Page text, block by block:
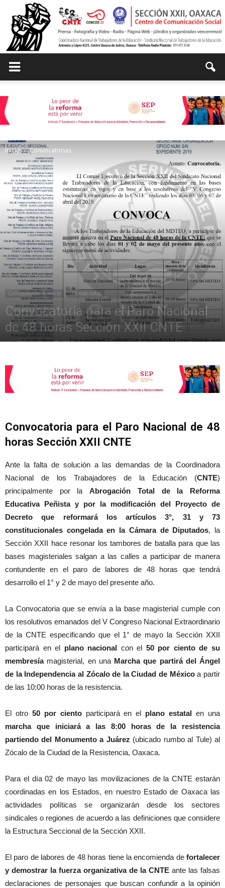
de
Comunicación
Social
XXII
Inicio Convocatorias
Convocatorias Inicio Últimas notas
Convocatoria para el Paro Nacional
de 48 horas Sección XXII CNTE
abril 22, 2019 6892
Convocatoria para el Paro Nacional de 48
horas Sección XXII CNTE
Ante la falta de solución a las demandas de la Coordinadora
Nacional de los Trabajadores de la Educación (CNTE)
principalmente por laAbrogación Total de la Reforma
Educativa Peñista y por la modificación del Proyecto de
Decreto que reformará los artículos 3°, 31 y 73
constitucionales congelada en la Cámara de Diputados, la
Sección XXII hace resonar los tambores de batalla para que las
bases magisteriales salgan a las calles a participar de manera
contundente en el paro de labores de 48 horas que tendrá
desarrollo el 1° y 2 de mayo del presente año.
La Convocatoria que se envía a la base magisterial cumple con
los resolutivos emanados del V Congreso Nacional Extraordinario
de la CNTE especificando que el 1° de mayo la Sección XXII
participará en el plano nacional con el 50 por ciento de su
membresía magisterial, en una Marcha que partirá del Ángel
de la Independencia al Zócalo de la Ciudad de Méxicoa partir
de las 10:00 horas de la resistencia.
El otro 50 por cientoparticipará en el plano estatal en una
marcha que iniciará a las 8:00 horas de la resistencia
partiendo del Monumento a Juárez (ubicado rumbo al Tule) al
Zócalo de la Ciudad de la Resistencia, Oaxaca.
Para el día 02 de mayo las movilizaciones de la CNTE estarán
coordinadas en los Estados, en nuestro Estado de Oaxaca las
actividades políticas se organizarán desde los sectores
sindicales o regiones de acuerdo a las definiciones que considere
la Estructura Seccional de la Sección XXII.
El paro de labores de 48 horas tiene la encomienda defortalecer
y demostrar la fuerza organizativa de la CNTE ante las falsas
declaraciones de personajes que buscan confundir a la opinión